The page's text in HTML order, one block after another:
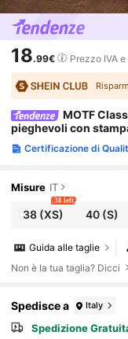
18.99€ Prezzo IVA
MOTF
pieghevoli con
Certificazione di
Misure IT
38(XS)
38 left
40 (S)
Guida alle taglie
Non è la tua taglia? Dicci
Spedisce a Italy
Spedizione